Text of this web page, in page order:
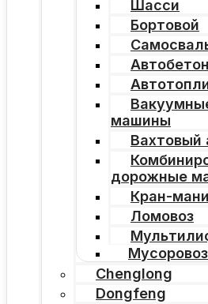
Шасси
Бортовой
машины
Вахтовый
дорожные
Кран-
Ломовоз
Chenglong
Dongfeng